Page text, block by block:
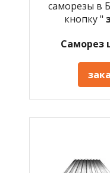
саморезы в
кнопку "
Саморез